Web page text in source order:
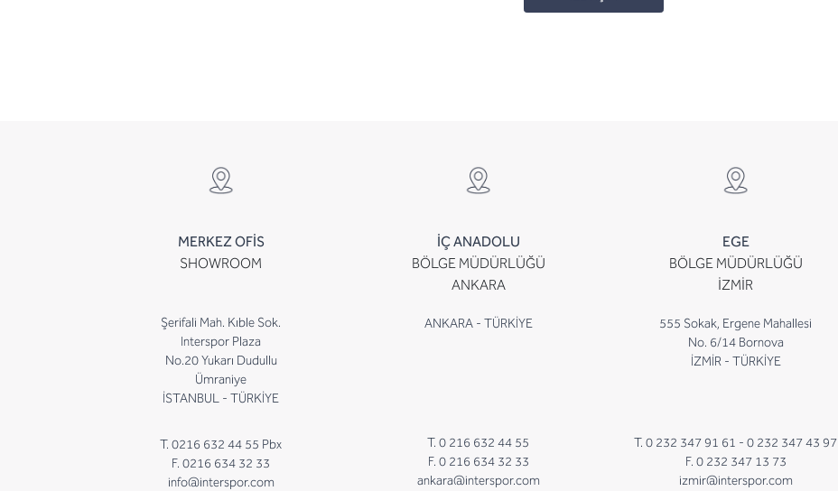
MERKEZ OFİS
SHOWROOM
Şerifali Mah. Kıble Sok.
Interspor Plaza
No.20 Yukarı Dudullu
Ümraniye
İSTANBUL - TÜRKİYE
T. 0216 632 44 55 Pbx
F. 0216 634 32 33
info@interspor.com
İÇ ANADOLU
BÖLGE MÜDÜRLÜĞÜ
ANKARA
ANKARA - TÜRKİYE
T. 0 216 632 44 55
F. 0 216 634 32 33
ankara@interspor.com
EGE
BÖLGE MÜDÜRLÜĞÜ
İZMİR
555 Sokak, Ergene Mahallesi
No. 6/14 Bornova
İZMİR - TÜRKİYE
T. 0 232 347 91 61 - 0 232 347 43 97
F. 0 232 347 13 73
izmir@interspor.com